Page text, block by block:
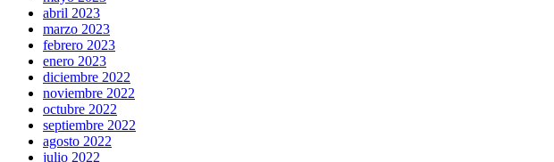
abril 2023
marzo 2023
febrero 2023
enero 2023
diciembre 2022
noviembre 2022
octubre 2022
septiembre 2022
agosto 2022
julio 2022